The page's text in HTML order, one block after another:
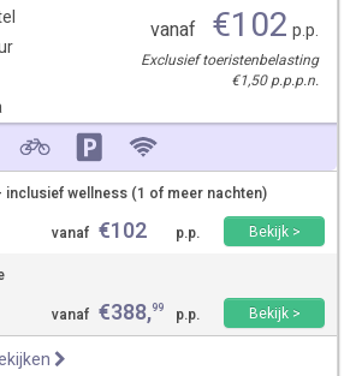
vanaf €102 p.p.
Exclusief toeristenbelasting
€1,50 p.p.p.n.
inclusief wellness (1 of meer nachten)
vanaf €102 p.p.
Bekijk >
vanaf €388,99 p.p. Bekijk >